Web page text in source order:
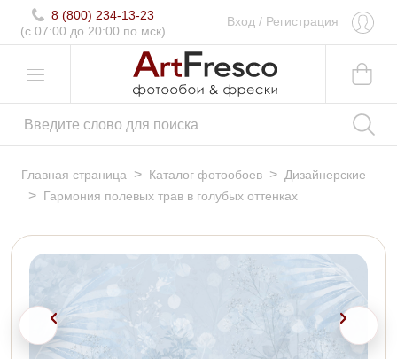
8 (800) 234-13-23
(c 07:00 до 20:00 по мск)
Вход / Регистрация
Главная страница > Каталог фотообоев > Дизайнерские
> Гармония полевых трав в голубых оттенках